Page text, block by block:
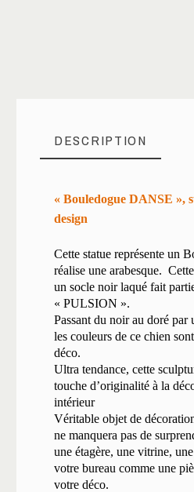
DESCRIPTION
« Bouledogue DANSE »,
design
Cette statue représente un
réalise une arabesque.
un socle noir laqué fait
« PULSION ».
Passant du noir au doré par
les couleurs de ce chien
déco.
Ultra tendance, cette
touche d’originalité à la
intérieur
Véritable objet de
ne manquera pas de
une étagère, une vitrine,
votre bureau comme une
votre déco.